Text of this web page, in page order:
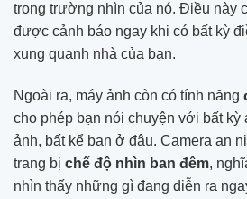
trong trường nhìn của nó. Điều này
được cảnh báo ngay khi có bất kỳ
xung quanh nhà của bạn.
Ngoài ra, máy ảnh còn có tính năng
cho phép bạn nói chuyện với bất kỳ
ảnh, bất kể bạn ở đâu. Camera an
trang bị chế độ nhìn ban đêm,
nhìn thấy những gì đang diễn ra